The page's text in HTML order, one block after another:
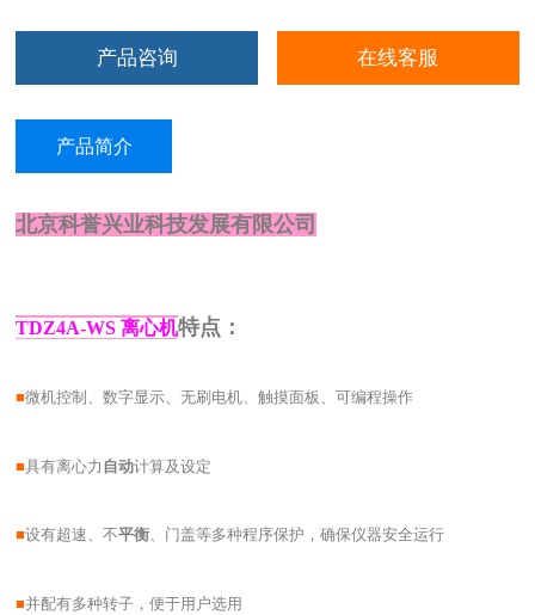
产品咨询 在线客服
产品简介
北京科誉兴业科技发展有限公司
TDZ4A-WS 离心机特点：
■微机控制、数字显示、无刷电机、触摸面板、可编程操作
■具有离心力 自动计算及设定
■设有超速、不平衡、门盖等多种程序保护，确保仪器安全运行
■并配有多种转子，便于用户选用